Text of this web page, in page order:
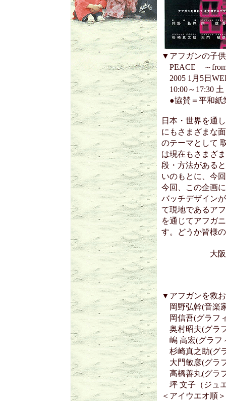
▼アフガンの子
PEACE ～from
2005 1月5日
10:00～17:30
●協賛＝平和紙
日本・世界を通
にもさまざまな
のテーマとして
は現在もさまざ
段・方法がある
いのもとに、今
今回、この企画
バッチデザイン
て現地であるア
を通じてアフガ
す。どうか皆様
大
▼アフガンを救
岡野弘幹(音楽
岡信吾(グラフ
奥村昭夫(グラ
嶋 高宏(グラフ
杉崎真之助(グ
大門敏彦(グラ
高橋善丸(グラ
坪 文子（ジュ
＜アイウエオ順＞